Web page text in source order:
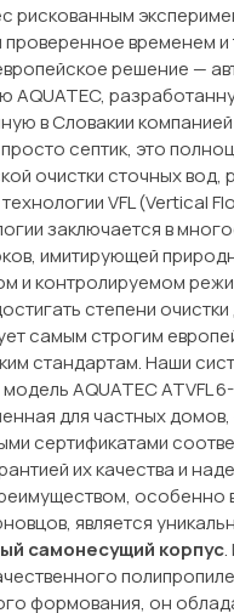
рискованным
проверенное временем и
решение —
AQUATEC,
в Словакии компанией
септик, это
очистки сточных
VFL (Vertical
заключается в
имитирующей
и контролируемом
степени
самым строгим
стандартам. Наши
AQUATEC ATVFL
для частных
сертификатами
их качества и
особенно
является
самонесущий корпус.
формования, он